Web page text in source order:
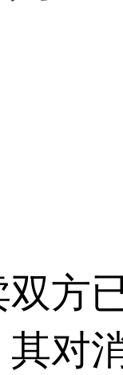
方
对